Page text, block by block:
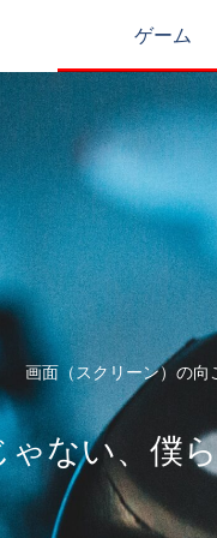
画面（スクリーン）の
ゃない、僕
ゲーム